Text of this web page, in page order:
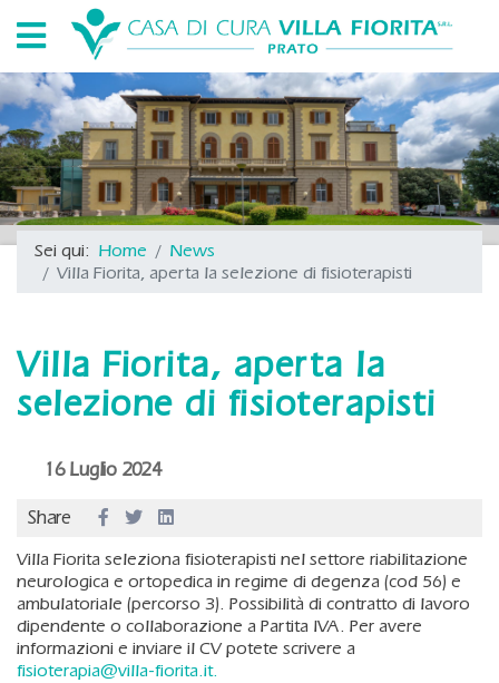
Sei qui: Home
News
Villa Fiorita, aperta la selezione di fisioterapisti
Villa Fiorita, aperta la
selezione di fisioterapisti
16 Luglio 2024
Share
Villa Fiorita seleziona fisioterapisti nel settore riabilitazione
neurologica e ortopedica in regime di degenza (cod 56) e
ambulatoriale (percorso 3). Possibilità di contratto di lavoro
dipendente o collaborazione a Partita IVA. Per avere
informazioni e inviare il CV potete scrivere a
fisioterapia@villa-fiorita.it.